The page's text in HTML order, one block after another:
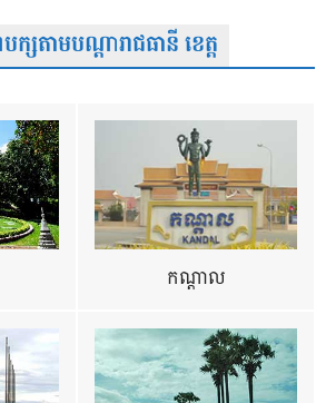
តាមបណ្តារាជធានី ខេត្ត
កណ្តាល